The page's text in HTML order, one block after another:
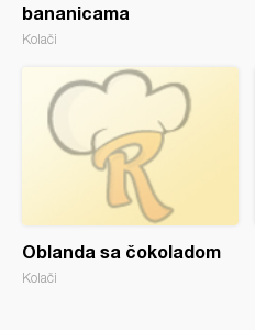
bananicama
Kolači
Oblanda sa čokoladom
Kolači